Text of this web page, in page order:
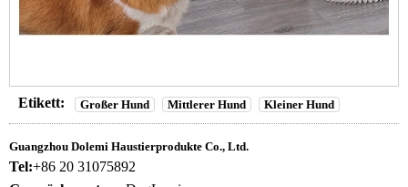
Etikett: Großer Hund Mittlerer Hund Kleiner Hund
Guangzhou Dolemi Haustierprodukte Co., Ltd.
Tel:+86 20 31075892